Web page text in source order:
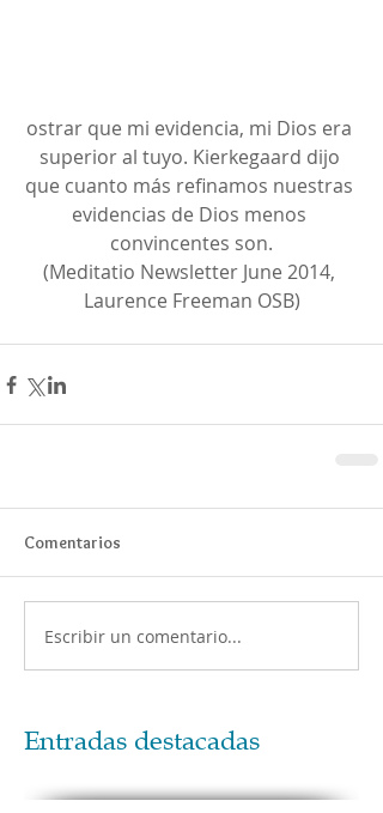
ostrar que mi evidencia, mi Dios era
superior al tuyo. Kierkegaard dijo
que cuanto más refinamos nuestras
evidencias de Dios menos
convincentes son.
(Meditatio Newsletter June 2014,
Laurence Freeman OSB)
Comentarios
Escribir un comentario...
Entradas destacadas